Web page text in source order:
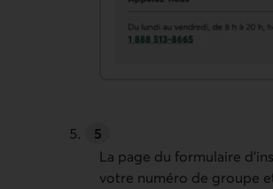
La page du formulaire
votre numéro de groupe